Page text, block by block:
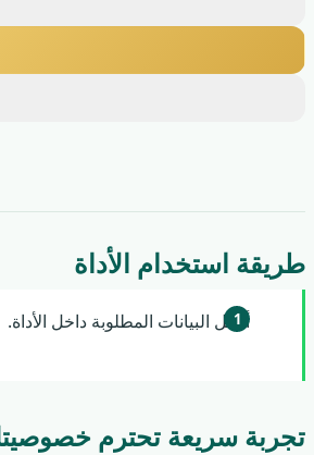
طريقة استخدام الأداة
أدخل البيانات المطلوبة داخل الأداة.
تجربة سريعة تحترم